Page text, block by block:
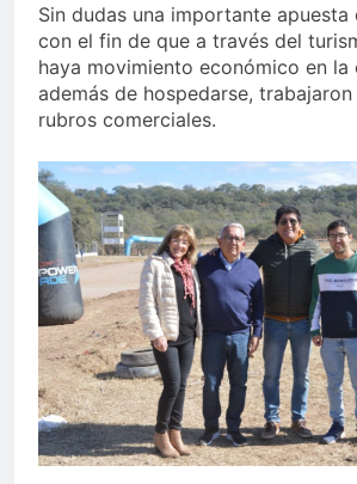
Sin dudas una importante apuesta
con el fin de que a través del
haya movimiento económico en la
además de hospedarse,
rubros comerciales.